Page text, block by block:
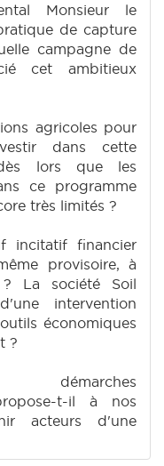
Monsieur le
de capture
campagne de
cet ambitieux
agricoles pour
dans cette
lors que les
ce programme
très limités ?
incitatif financier
provisoire, à
La société Soil
intervention
économiques
?
t-il à nos
acteurs d'une